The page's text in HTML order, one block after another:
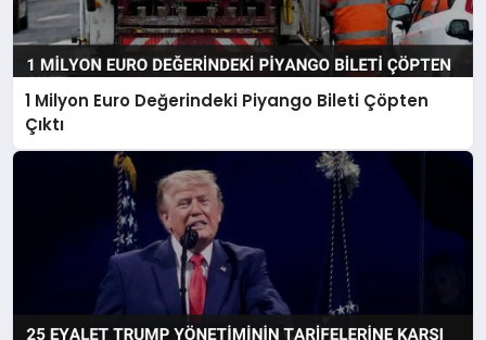
1 Milyon Euro Değerindeki Piyango Bileti Çöpten
Çıktı